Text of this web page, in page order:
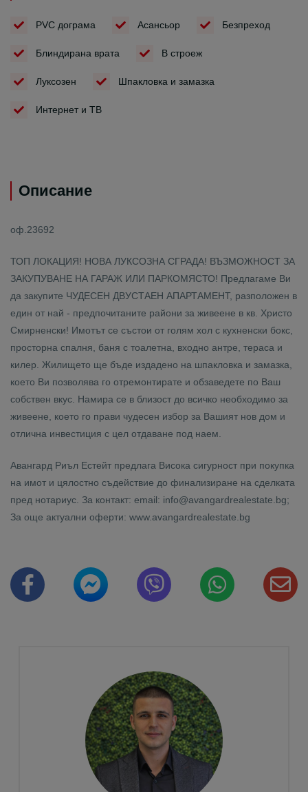
PVC дограма Асансьор Безпреход
Блиндирана врата В строеж
Луксозен Шпакловка и замазка
Интернет и ТВ
Описание
оф.23692
ТОП ЛОКАЦИЯ! НОВА ЛУКСОЗНА СГРАДА! ВЪЗМОЖНОСТ ЗА
ЗАКУПУВАНЕ НА ГАРАЖ ИЛИ ПАРКОМЯСТО! Предлагаме Ви
да закупите ЧУДЕСЕН ДВУСТАЕН АПАРТАМЕНТ, разположен в
един от най - предпочитаните райони за живеене в кв. Христо
Смирненски! Имотът се състои от голям хол с кухненски бокс,
просторна спалня, баня с тоалетна, входно антре, тераса и
килер. Жилището ще бъде издадено на шпакловка и замазка,
което Ви позволява го отремонтирате и обзаведете по Ваш
собствен вкус. Намира се в близост до всичко необходимо за
живеене, което го прави чудесен избор за Вашият нов дом и
отлична инвестиция с цел отдаване под наем.
Авангард Риъл Естейт предлага Висока сигурност при покупка
на имот и цялостно съдействие до финализиране на сделката
пред нотариус. За контакт: email: info@avangardrealestate.bg;
За още актуални оферти: www.avangardrealestate.bg